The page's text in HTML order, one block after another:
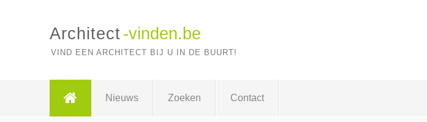
Architect -vinden.be
VIND EEN ARCHITECT BIJ U IN DE BUURT!
Nieuws Zoeken Contact